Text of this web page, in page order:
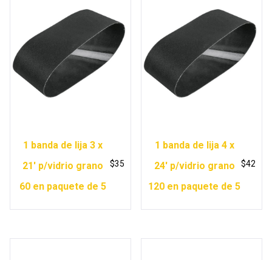
1 banda de lija 3 x
21′ p/vidrio grano
60 en paquete de 5
$35
1 banda de lija 4 x
24′ p/vidrio grano
120 en paquete de 5
$42